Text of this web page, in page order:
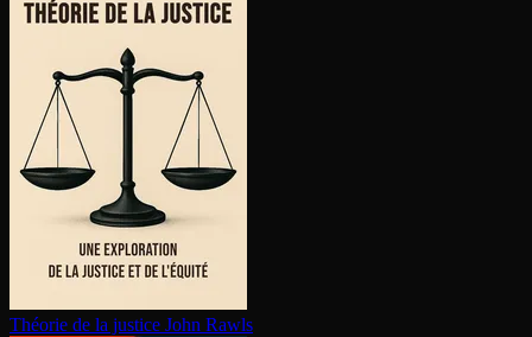
Théorie de la justice John Rawls